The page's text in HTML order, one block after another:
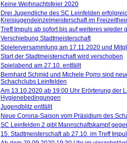
Keine Weihnachtsfeier 2020
Drei Jugendliche des SC Leinfelden
Kreisjugendeinzelmeisterschaft im
Treff Impuls ab sofort bis auf weiteres wieder
Verschiebung Stadtmeisterschaft
Spielerversammlung am 17.11.2020 und
Start der Stadtmeisterschaft wird verschoben
Spielabend am 27.10. entfällt
Bernhard Schmid und Michele Porro sind
Schachclubs Leinfelden
Am 13.10.2020 ab 19:00 Uhr Erörterung der
Hygienebedingungen
Jugendblitz entfällt
Neue Corona-Saison vom Präsidium des
SC Leinfelden 2 gibt Mannschaftskampf
15. Stadtmeisterschaft ab 27.10. im Treff